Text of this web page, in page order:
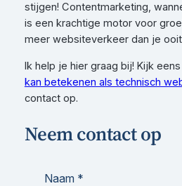
stijgen! Contentmarketing,
is een krachtige motor voor
meer websiteverkeer dan je
Ik help je hier graag bij! Kijk
kan betekenen als technisch
contact op.
Neem contact op
Naam *